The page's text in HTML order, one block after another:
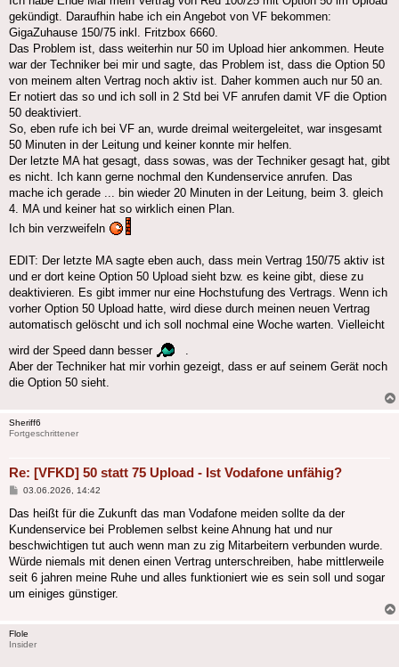
gekündigt. Daraufhin habe ich ein Angebot von VF bekommen:
GigaZuhause 150/75 inkl. Fritzbox 6660.
Das Problem ist, dass weiterhin nur 50 im Upload hier ankommen. Heute
war der Techniker bei mir und sagte, das Problem ist, dass die Option 50
von meinem alten Vertrag noch aktiv ist. Daher kommen auch nur 50 an.
Er notiert das so und ich soll in 2 Std bei VF anrufen damit VF die Option
50 deaktiviert.
So, eben rufe ich bei VF an, wurde dreimal weitergeleitet, war insgesamt
50 Minuten in der Leitung und keiner konnte mir helfen.
Der letzte MA hat gesagt, dass sowas, was der Techniker gesagt hat, gibt
es nicht. Ich kann gerne nochmal den Kundenservice anrufen. Das
mache ich gerade ... bin wieder 20 Minuten in der Leitung, beim 3. gleich
4. MA und keiner hat so wirklich einen Plan.
Ich bin verzweifeln
EDIT: Der letzte MA sagte eben auch, dass mein Vertrag 150/75 aktiv ist
und er dort keine Option 50 Upload sieht bzw. es keine gibt, diese zu
deaktivieren. Es gibt immer nur eine Hochstufung des Vertrags. Wenn ich
vorher Option 50 Upload hatte, wird diese durch meinen neuen Vertrag
automatisch gelöscht und ich soll nochmal eine Woche warten. Vielleicht
wird der Speed dann besser
.
Aber der Techniker hat mir vorhin gezeigt, dass er auf seinem Gerät noch
die Option 50 sieht.
Sheriff6
Fortgeschrittener
Re: [VFKD] 50 statt 75 Upload - Ist Vodafone unfähig?
Beitrag
03.06.2026, 14:42
Das heißt für die Zukunft das man Vodafone meiden sollte da der
Kundenservice bei Problemen selbst keine Ahnung hat und nur
beschwichtigen tut auch wenn man zu zig Mitarbeitern verbunden wurde.
Würde niemals mit denen einen Vertrag unterschreiben, habe mittlerweile
seit 6 jahren meine Ruhe und alles funktioniert wie es sein soll und sogar
um einiges günstiger.
Flole
Insider